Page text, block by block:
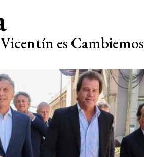
es Cambiemos